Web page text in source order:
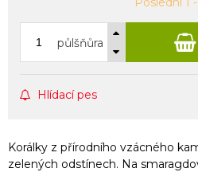
půlšňůra
Hlídací pes
Korálky z přírodního vzácného
zelených odstínech. Na